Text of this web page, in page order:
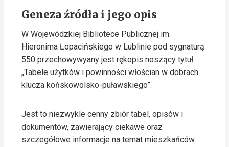
Geneza źródła i jego opis
W Wojewódzkiej Bibliotece Publicznej im.
Hieronima Łopacińskiego w Lublinie pod sygnaturą
550 przechowywyany jest rękopis noszący tytuł
„Tabele użytków i powinności włościan w dobrach
klucza końskowolsko-puławskiego”.
Jest to niezwykle cenny zbiór tabel, opisów i
dokumentów, zawierający ciekawe oraz
szczegółowe informacje na temat mieszkańców